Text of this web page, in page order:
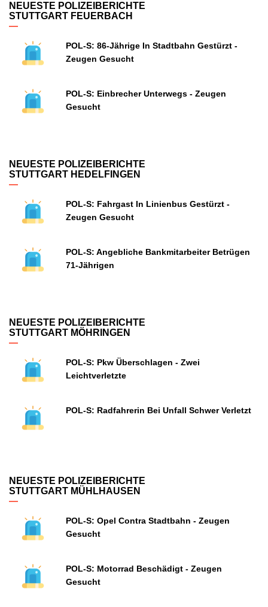
NEUESTE POLIZEIBERICHTE
STUTTGART FEUERBACH
POL-S: 86-Jährige In Stadtbahn Gestürzt -
Zeugen Gesucht
POL-S: Einbrecher Unterwegs - Zeugen
Gesucht
NEUESTE POLIZEIBERICHTE
STUTTGART HEDELFINGEN
POL-S: Fahrgast In Linienbus Gestürzt -
Zeugen Gesucht
POL-S: Angebliche Bankmitarbeiter Betrügen
71-Jährigen
NEUESTE POLIZEIBERICHTE
STUTTGART MÖHRINGEN
POL-S: Pkw Überschlagen - Zwei
Leichtverletzte
POL-S: Radfahrerin Bei Unfall Schwer Verletzt
NEUESTE POLIZEIBERICHTE
STUTTGART MÜHLHAUSEN
POL-S: Opel Contra Stadtbahn - Zeugen
Gesucht
POL-S: Motorrad Beschädigt - Zeugen
Gesucht